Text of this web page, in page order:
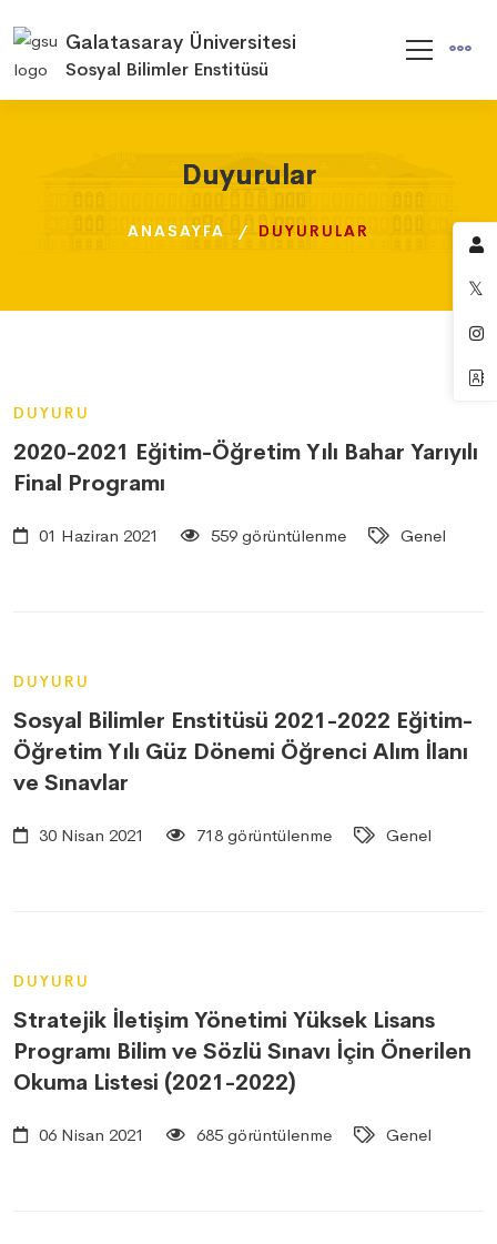
Galatasaray Üniversitesi
Sosyal Bilimler Enstitüsü
Duyurular
ANASAYFA DUYURULAR
Duyurular
ANASAYFA DUYURULAR
Duyurular
ANASAYFA DUYURULAR
DUYURU
2020-2021 Eğitim-Öğretim Yılı Bahar Yarıyılı
Final Programı
01 Haziran 2021 559 görüntülenme Genel
DUYURU
Sosyal Bilimler Enstitüsü 2021-2022 Eğitim-
Öğretim Yılı Güz Dönemi Öğrenci Alım İlanı
ve Sınavlar
30 Nisan 2021 718 görüntülenme Genel
DUYURU
Stratejik İletişim Yönetimi Yüksek Lisans
Programı Bilim ve Sözlü Sınavı İçin Önerilen
Okuma Listesi (2021-2022)
06 Nisan 2021 685 görüntülenme Genel